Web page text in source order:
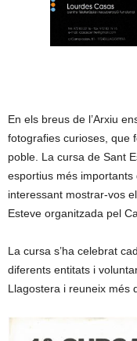
En els breus de l’Arxiu
fotografies curioses, que
poble. La cursa de Sant
esportius més
interessant mostrar-vos
Esteve organitzada pel
La cursa s’ha celebrat
diferents entitats i
Llagostera i reuneix més